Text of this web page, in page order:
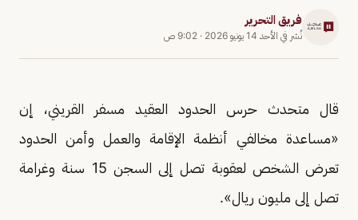
فريق التحرير
نُشر في الأحد 14 يونيو 2026 · 9:02 ص
قال متحدث حرس الحدود العقيد مسفر القريني، إن
«مساعدة مخالفي أنظمة الإقامة والعمل وأمن الحدود
تعرض الشخص لعقوبة تصل إلى السجن 15 سنة وغرامة
تصل إلى مليون ريال».